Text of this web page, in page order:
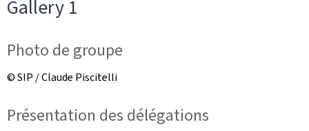
Gallery 1
Photo de groupe
© SIP / Claude Piscitelli
Présentation des délégations